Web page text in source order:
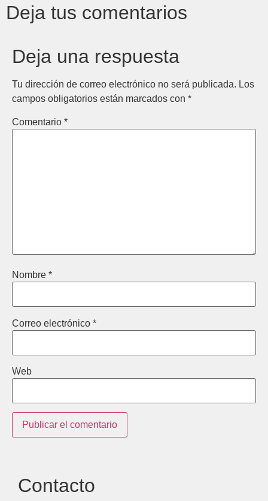
Deja tus comentarios
Deja una respuesta
Tu dirección de correo electrónico no será publicada. Los
campos obligatorios están marcados con *
Comentario *
Nombre *
Correo electrónico *
Web
Contacto